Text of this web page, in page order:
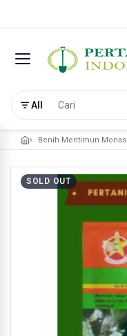
All
Benih Mentimun Monas
SOLD OUT